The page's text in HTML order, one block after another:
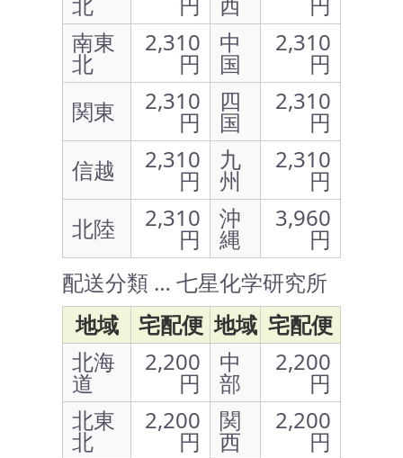
南東
北
2,310
円
中
国
2,310
円
関東
2,310
円
四
国
2,310
円
信越
2,310
円
九
州
2,310
円
北陸
2,310
円
沖
縄
3,960
円
配送分類 … 七星化学研究所
地域
宅配便 地域 宅配便
北海
道
2,200
円
中
部
2,200
円
北東
北
2,200
円
関
西
2,200
円